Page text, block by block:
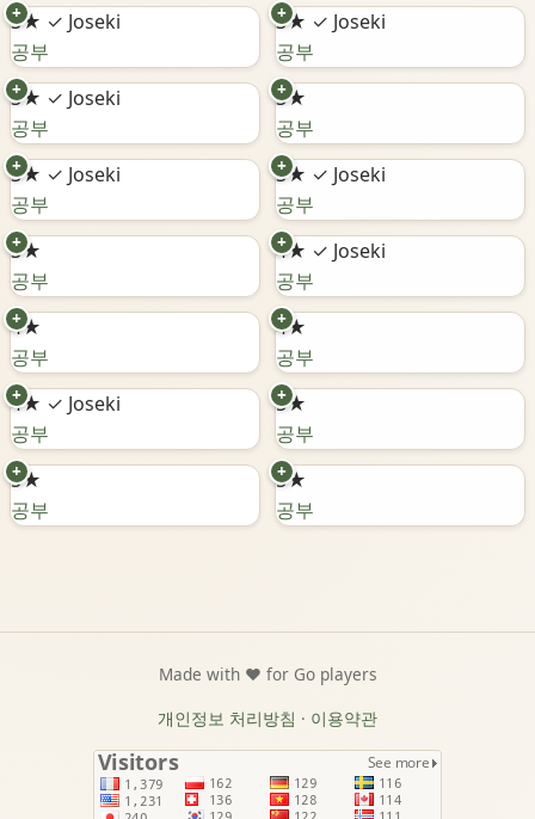
3★ ✓ Joseki
+
공부
3★ ✓ Joseki
+
공부
3★ ✓ Joseki
+
공부
3★
+
공부
3★ ✓ Joseki
+
공부
3★ ✓ Joseki
+
공부
3★
+
공부
4★ ✓ Joseki
+
공부
4★
+
공부
4★
+
공부
4★ ✓ Joseki
+
공부
5★
+
공부
5★
+
공부
5★
+
공부
Made with ❤️ for Go players
개인정보 처리방침 · 이용약관